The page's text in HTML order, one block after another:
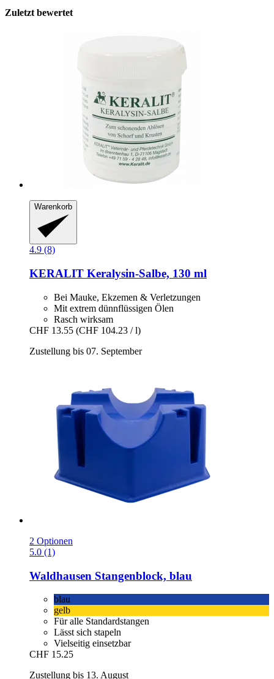
Zuletzt bewertet
Warenkorb
4.9 (8)
KERALIT Keralysin-​Salbe, 130 ml
Bei Mauke, Ekzemen & Verletzungen
Mit extrem dünnflüssigen Ölen
Rasch wirksam
CHF 13.55 (CHF 104.23 / l)
Zustellung bis 07. September
2 Optionen
5.0 (1)
Waldhausen Stangenblock, blau
blau
gelb
Für alle Standardstangen
Lässt sich stapeln
Vielseitig einsetzbar
CHF 15.25
Zustellung bis 13. August